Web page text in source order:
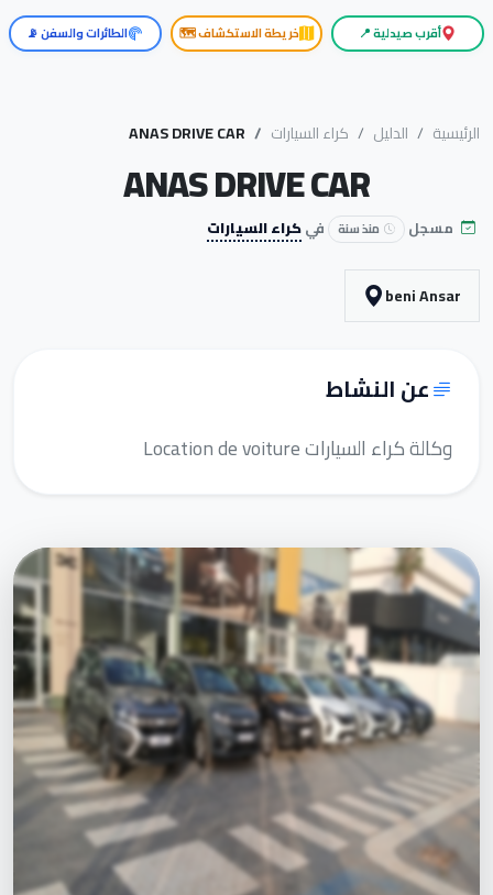
أقرب صيدلية 📍 خريطة الاستكشاف 🗺️ الطائرات والسفن 📡
الرئيسية الدليل كراء السيارات ANAS DRIVE CAR
ANAS DRIVE CAR
مسجل منذ سنة فيكراء السيارات
beni Ansar
عن النشاط
وكالة كراء السيارات Location de voiture